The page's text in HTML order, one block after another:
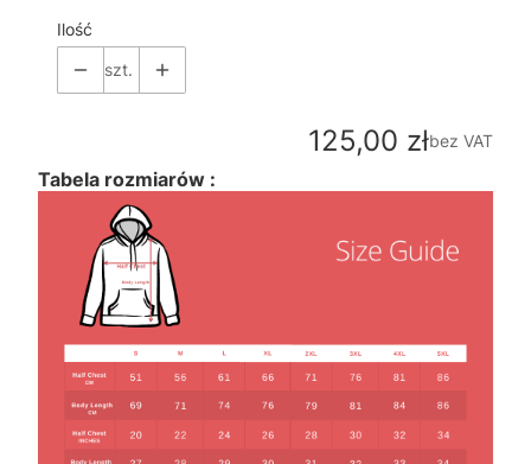
Ilość
szt.
Cena
125,00 złbez VAT
Tabela rozmiarów :